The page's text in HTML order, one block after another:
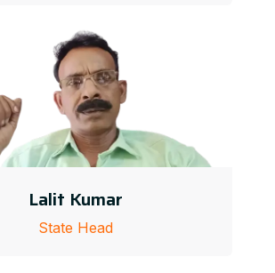
Lalit Kumar
State Head